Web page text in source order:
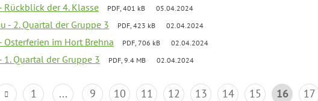
Rückblick der 4. Klasse PDF, 401 kB 05.04.2024
- 2. Quartal der Gruppe 3 PDF, 423 kB 02.04.2024
Osterferien im Hort Brehna PDF, 706 kB 02.04.2024
1. Quartal der Gruppe 3 PDF, 9.4 MB 02.04.2024
1 ... 9 10 11 12 13 14 15 16 17